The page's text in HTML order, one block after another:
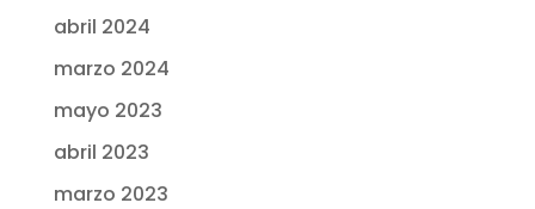
abril 2024
marzo 2024
mayo 2023
abril 2023
marzo 2023